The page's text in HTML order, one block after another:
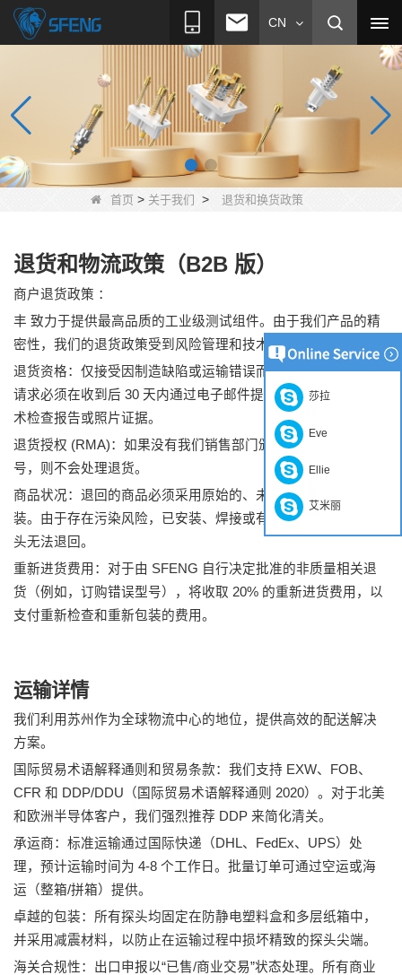
CN
首页 > 关于我们 > 退货和换货政策
退货和物流政策（B2B 版）
商户退货政策 ：
丰 致力于提供最高品质的工业级测试组件。由于我们产品的精
密性，我们的退货政策受到风险管理和技术完整性的约束。
退货资格：仅接受因制造缺陷或运输错误而发生的退货。所有
请求必须在收到后 30 天内通过电子邮件提交，并附上正式的技
术检查报告或照片证据。
退货授权 (RMA)：如果没有我们销售部门颁发的有效 RMA 编
号，则不会处理退货。
商品状况：退回的商品必须采用原始的、未开封的防静电包
装。由于存在污染风险，已安装、焊接或有机械磨损迹象的探
头无法退回。
重新进货费用：对于由 SFENG 自行决定批准的非质量相关退
货（例如，订购错误型号），将收取 20% 的重新进货费用，以
支付重新检查和重新包装的费用。
运输详情
我们利用苏州作为全球物流中心的地位，提供高效的配送解决
方案。
国际贸易术语解释通则和贸易条款：我们支持 EXW、FOB、
CFR 和 DDP/DDU（国际贸易术语解释通则 2020）。对于北美
和欧洲半导体客户，我们强烈推荐 DDP 来简化清关。
承运商：标准运输通过国际快递（DHL、FedEx、UPS）处
理，预计运输时间为 4-8 个工作日。批量订单可通过空运或海
运（整箱/拼箱）提供。
卓越的包装：所有探头均固定在防静电塑料盒和多层纸箱中，
并采用减震材料，以防止在运输过程中损坏精致的探头尖端。
海关合规性：出口申报以“已售/商业交易”状态处理。所有商业
莎拉
Eve
Ellie
艾米丽